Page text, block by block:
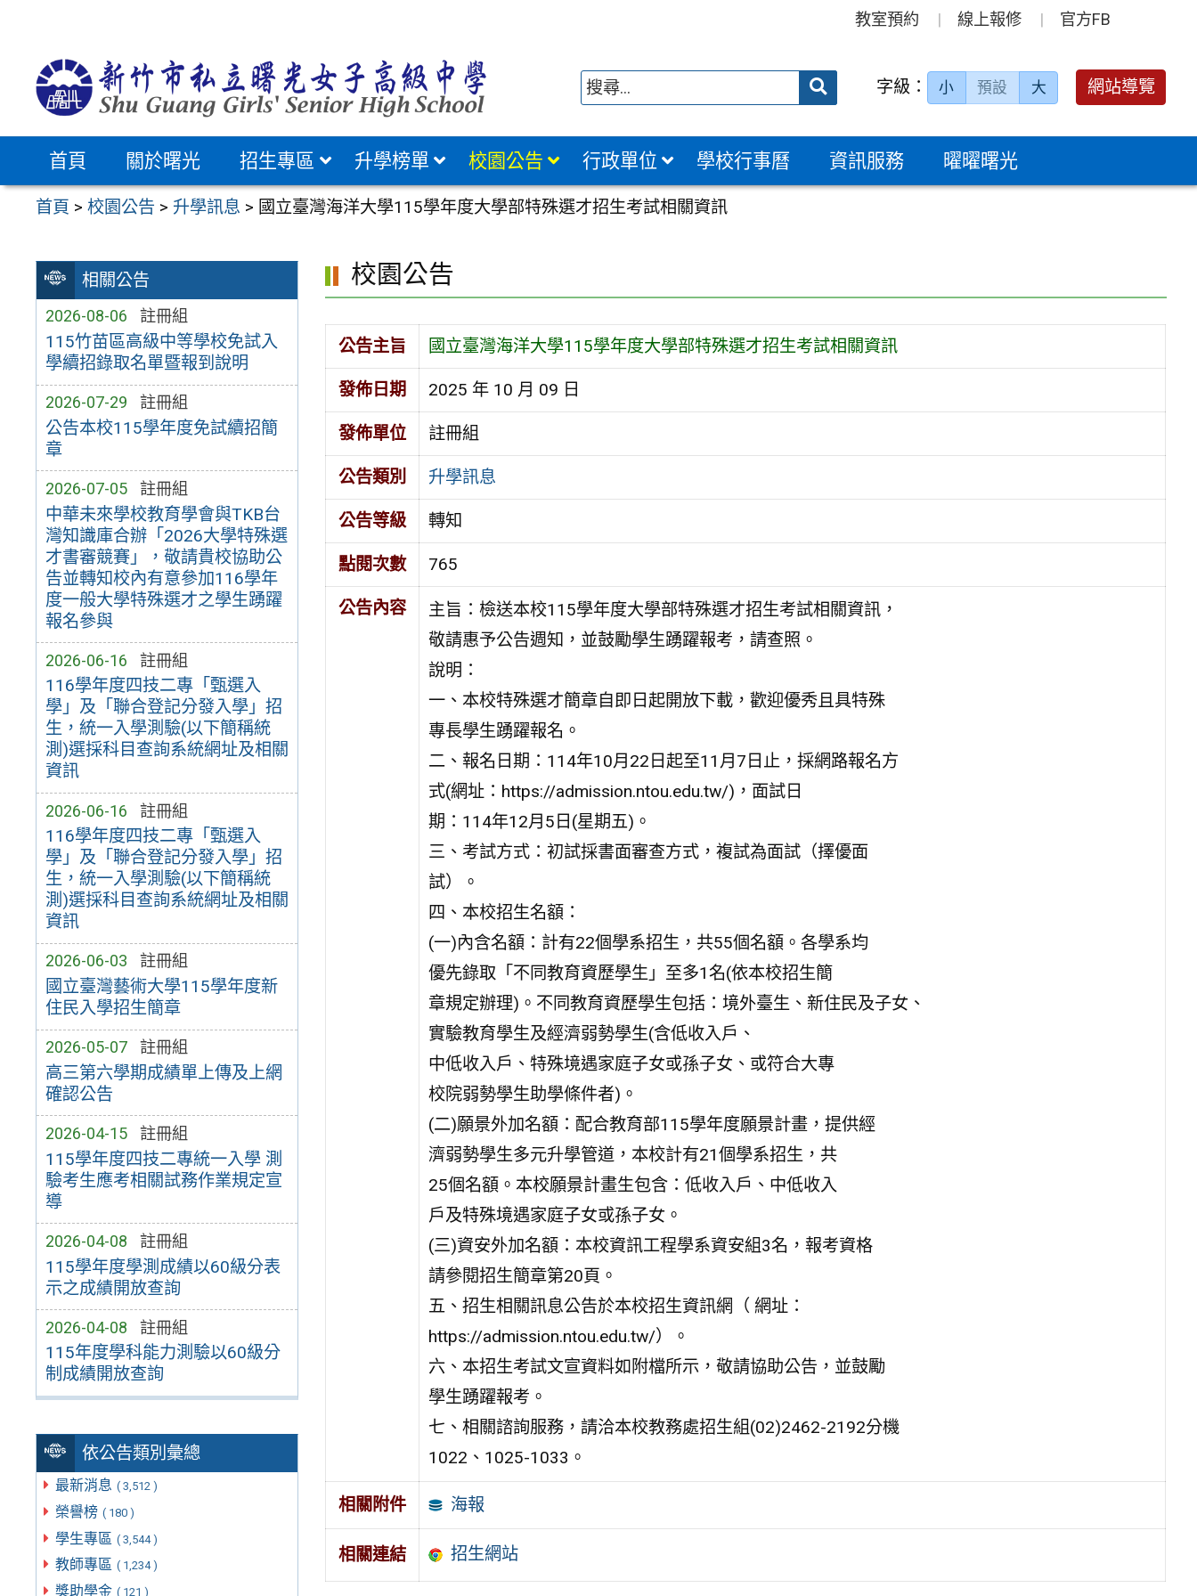
教室預約 線上報修 官方FB
送出 字級： 小 預設 大 網站導覽
首頁 關於曙光 招生專區 升學榜單 校園公告 行政單位 學校行事曆 資訊服務 曜曜曙光
首頁 >校園公告 > 升學訊息 > 國立臺灣海洋大學115學年度大學部特殊選才招生考試相關資訊
相關公告
2026-08-06 註冊組
115竹苗區高級中等學校免試入
學續招錄取名單暨報到說明
2026-07-29 註冊組
公告本校115學年度免試續招簡
章
2026-07-05 註冊組
中華未來學校教育學會與TKB台
灣知識庫合辦「2026大學特殊選
才書審競賽」，敬請貴校協助公
告並轉知校內有意參加116學年
度一般大學特殊選才之學生踴躍
報名參與
2026-06-16 註冊組
116學年度四技二專「甄選入
學」及「聯合登記分發入學」招
生，統一入學測驗(以下簡稱統
測)選採科目查詢系統網址及相關
資訊
2026-06-16 註冊組
116學年度四技二專「甄選入
學」及「聯合登記分發入學」招
生，統一入學測驗(以下簡稱統
測)選採科目查詢系統網址及相關
資訊
2026-06-03 註冊組
國立臺灣藝術大學115學年度新
住民入學招生簡章
2026-05-07 註冊組
高三第六學期成績單上傳及上網
確認公告
2026-04-15 註冊組
115學年度四技二專統一入學 測
驗考生應考相關試務作業規定宣
導
2026-04-08 註冊組
115學年度學測成績以60級分表
示之成績開放查詢
2026-04-08 註冊組
115年度學科能力測驗以60級分
制成績開放查詢
依公告類別彙總
最新消息 ( 3,512 )
榮譽榜 ( 180 )
學生專區 ( 3,544 )
教師專區 ( 1,234 )
獎助學金 ( 121 )
校園公告
公告主旨 國立臺灣海洋大學115學年度大學部特殊選才招生考試相關資訊
發佈日期 2025 年 10 月 09 日
發佈單位 註冊組
公告類別 升學訊息
公告等級 轉知
點閱次數 765
公告內容
主旨：檢送本校115學年度大學部特殊選才招生考試相關資訊，
敬請惠予公告週知，並鼓勵學生踴躍報考，請查照。
說明：
一、本校特殊選才簡章自即日起開放下載，歡迎優秀且具特殊
專長學生踴躍報名。
二、報名日期：114年10月22日起至11月7日止，採網路報名方
式(網址：https://admission.ntou.edu.tw/)，面試日
期：114年12月5日(星期五)。
三、考試方式：初試採書面審查方式，複試為面試（擇優面
試）。
四、本校招生名額：
(一)內含名額：計有22個學系招生，共55個名額。各學系均
優先錄取「不同教育資歷學生」至多1名(依本校招生簡
章規定辦理)。不同教育資歷學生包括：境外臺生、新住民及子女、
實驗教育學生及經濟弱勢學生(含低收入戶、
中低收入戶、特殊境遇家庭子女或孫子女、或符合大專
校院弱勢學生助學條件者)。
(二)願景外加名額：配合教育部115學年度願景計畫，提供經
濟弱勢學生多元升學管道，本校計有21個學系招生，共
25個名額。本校願景計畫生包含：低收入戶、中低收入
戶及特殊境遇家庭子女或孫子女。
(三)資安外加名額：本校資訊工程學系資安組3名，報考資格
請參閱招生簡章第20頁。
五、招生相關訊息公告於本校招生資訊網（ 網址：
https://admission.ntou.edu.tw/）。
六、本招生考試文宣資料如附檔所示，敬請協助公告，並鼓勵
學生踴躍報考。
七、相關諮詢服務，請洽本校教務處招生組(02)2462-2192分機
1022、1025-1033。
相關附件 海報
相關連結 招生網站